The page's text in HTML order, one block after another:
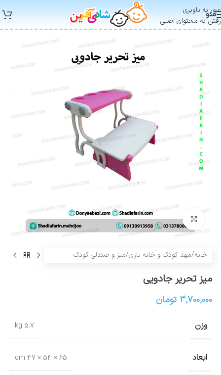
عبور به ناوبری
رفتن به محتوای اصلی
منو
بزرگنمایی تصویر
خانه/مهد کودک و خانه بازی/میز و صندلی کودک
میز تحریر جادویی
۳,۷۰۰,۰۰۰ تومان
وزن 5.7 kg
ابعاد 65 × 54 × 47 cm